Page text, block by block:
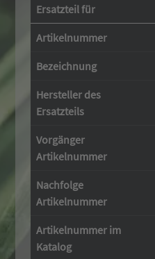
Ersatzteil für
Artikelnummer
Bezeichnung
Hersteller des
Ersatzteils
Vorgänger
Artikelnummer
Nachfolge
Artikelnummer
Artikelnummer im
Katalog